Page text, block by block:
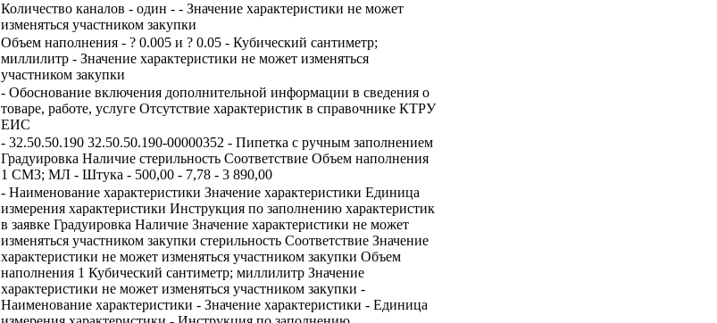
Количество каналов - один - - Значение характеристики не может
изменяться участником закупки
Объем наполнения - ? 0.005 и ? 0.05 - Кубический сантиметр;
миллилитр - Значение характеристики не может изменяться
участником закупки
- Обоснование включения дополнительной информации в сведения о
товаре, работе, услуге Отсутствие характеристик в справочнике КТРУ
ЕИС
- 32.50.50.190 32.50.50.190-00000352 - Пипетка с ручным заполнением
Градуировка Наличие стерильность Соответствие Объем наполнения
1 СМ3; МЛ - Штука - 500,00 - 7,78 - 3 890,00
- Наименование характеристики Значение характеристики Единица
измерения характеристики Инструкция по заполнению характеристик
в заявке Градуировка Наличие Значение характеристики не может
изменяться участником закупки стерильность Соответствие Значение
характеристики не может изменяться участником закупки Объем
наполнения 1 Кубический сантиметр; миллилитр Значение
характеристики не может изменяться участником закупки -
Наименование характеристики - Значение характеристики - Единица